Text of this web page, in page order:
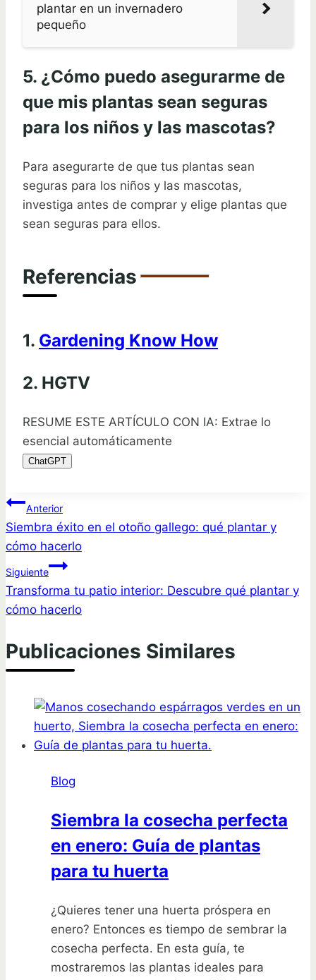
plantar en un invernadero
pequeño
5. ¿Cómo puedo asegurarme de
que mis plantas sean seguras
para los niños y las mascotas?
Para asegurarte de que tus plantas sean
seguras para los niños y las mascotas,
investiga antes de comprar y elige plantas que
sean seguras para ellos.
Referencias
1. Gardening Know How
2. HGTV
RESUME ESTE ARTÍCULO CON IA: Extrae lo
esencial automáticamente
ChatGPT
Navegación
de
entradas
Anterior
Siembra éxito en el otoño gallego: qué plantar y
cómo hacerlo
Siguiente
Transforma tu patio interior: Descubre qué plantar y
cómo hacerlo
Publicaciones Similares
Blog
Siembra la cosecha perfecta
en enero: Guía de plantas
para tu huerta
¿Quieres tener una huerta próspera en
enero? Entonces es tiempo de sembrar la
cosecha perfecta. En esta guía, te
mostraremos las plantas ideales para